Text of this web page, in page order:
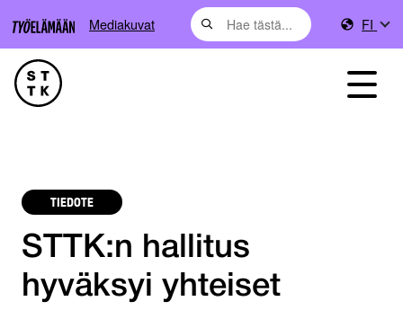
Mediakuvat FI
TIEDOTE
STTK:n hallitus
hyväksyi yhteiset